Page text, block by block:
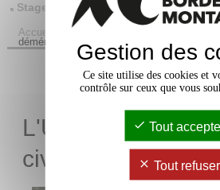
Stages
Accueil
déménage
L'UFR Langues et
civilisations
Gestion des
Ce site utilise des cookies et
contrôle sur ceux que vous
Tout
Tout refuser